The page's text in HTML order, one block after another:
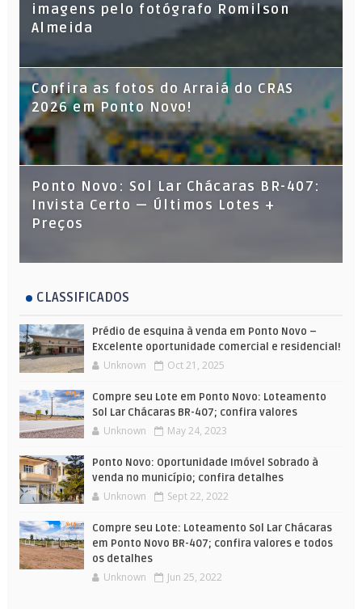
imagens pelo fotógrafo Romilson
Almeida
Confira as fotos do Arraiá do CRAS
2026 em Ponto Novo!
Ponto Novo: Sol Lar Chácaras BR-407:
Invista Certo — Últimos Lotes +
Preços
CLASSIFICADOS
Prédio de esquina à venda em Ponto Novo –
Excelente oportunidade comercial e residencial!
Unknown Oct 21, 2025
Compre seu Lote em Ponto Novo: Loteamento
Sol Lar Chácaras BR-407; confira valores
Unknown May 24, 2023
Ponto Novo: Oportunidade Imóvel Sobrado à
venda no município; confira detalhes
Unknown Sept 22, 2022
Compre seu Lote: Loteamento Sol Lar Chácaras
em Ponto Novo BR-407; confira valores e todos
os detalhes
Unknown Jun 25, 2022